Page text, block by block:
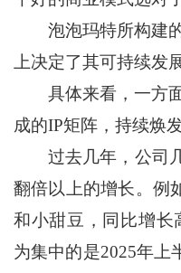
泡泡玛特所构建的
上决定了其可持续发
具体来看，一方面
成的IP矩阵，持续焕
过去几年，公司几
翻倍以上的增长。例
和小甜豆，同比增长
为集中的是2025年上